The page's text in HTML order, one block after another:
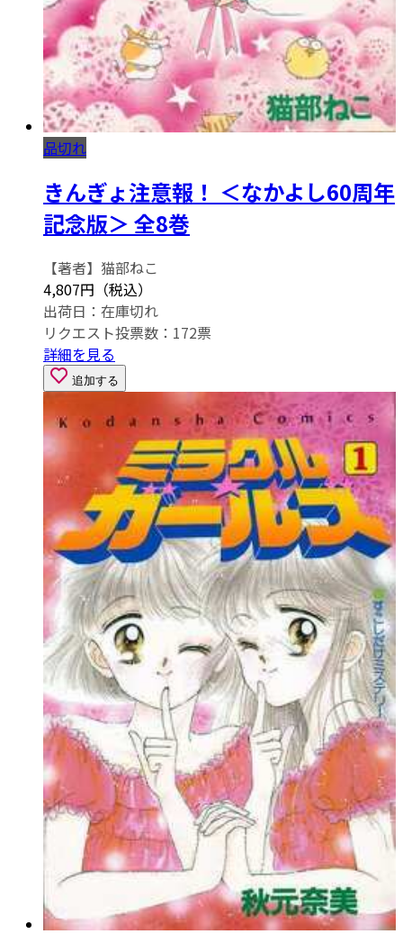
品切れ
きんぎょ注意報！ ＜なかよし60周年
記念版＞ 全8巻
【著者】猫部ねこ
4,807円（税込）
出荷日： 在庫切れ
リクエスト投票数： 172票
詳細を見る
追加する